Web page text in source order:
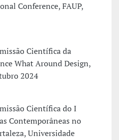
Conference, FAUP,
Científica da
What Around Design,
2024
Científica do I
Contemporâneas no
Universidade